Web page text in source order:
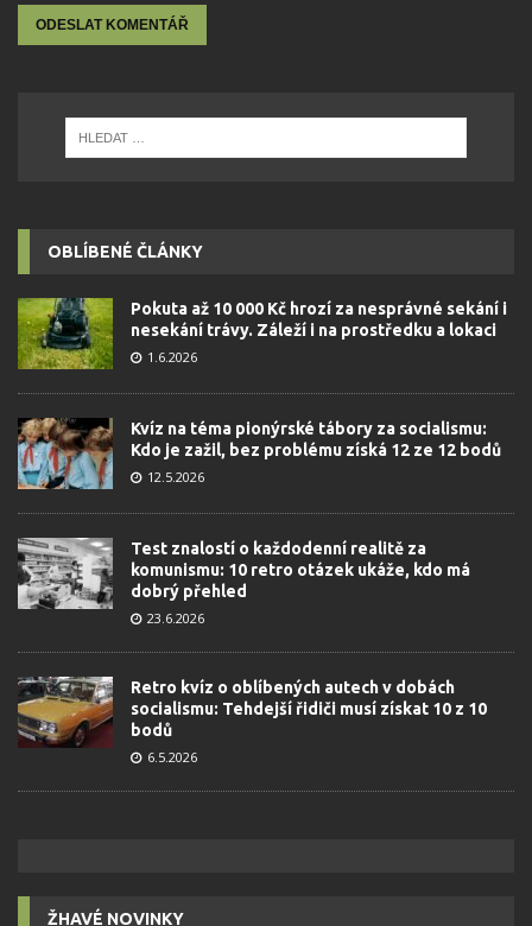
OBLÍBENÉ ČLÁNKY
Pokuta až 10 000 Kč hrozí za nesprávné sekání i
nesekání trávy. Záleží i na prostředku a lokaci
1.6.2026
Kvíz na téma pionýrské tábory za socialismu:
Kdo je zažil, bez problému získá 12 ze 12 bodů
12.5.2026
Test znalostí o každodenní realitě za
komunismu: 10 retro otázek ukáže, kdo má
dobrý přehled
23.6.2026
Retro kvíz o oblíbených autech v dobách
socialismu: Tehdejší řidiči musí získat 10 z 10
bodů
6.5.2026
ŽHAVÉ NOVINKY